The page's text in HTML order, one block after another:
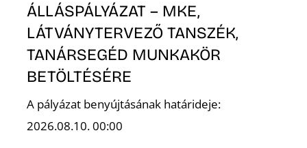
ÁLLÁSPÁLYÁZAT – MKE,
LÁTVÁNYTERVEZŐ TANSZÉK,
TANÁRSEGÉD MUNKAKÖR
BETÖLTÉSÉRE
A pályázat benyújtásának határideje:
2026.08.10. 00:00